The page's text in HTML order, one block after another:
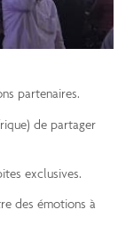
partenaires.
de partager
exclusives.
des émotions à